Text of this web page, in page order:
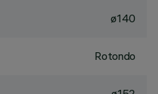
ø140
Rotondo